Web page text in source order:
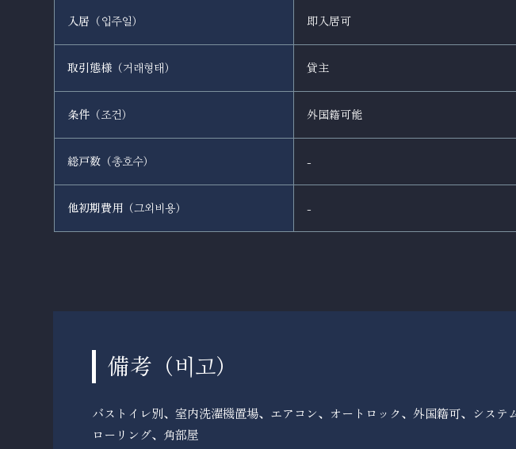
入居（ 입주일） 即入居可
取引態様（거래형태 ） 貸主
条件（조건） 外国籍可能
総戸数（총호수） -
他初期費用（그외비용） -
備考（비고）
バストイレ別、室内洗濯機置場、エアコン、オートロック、外国籍可、シス
ローリング、角部屋